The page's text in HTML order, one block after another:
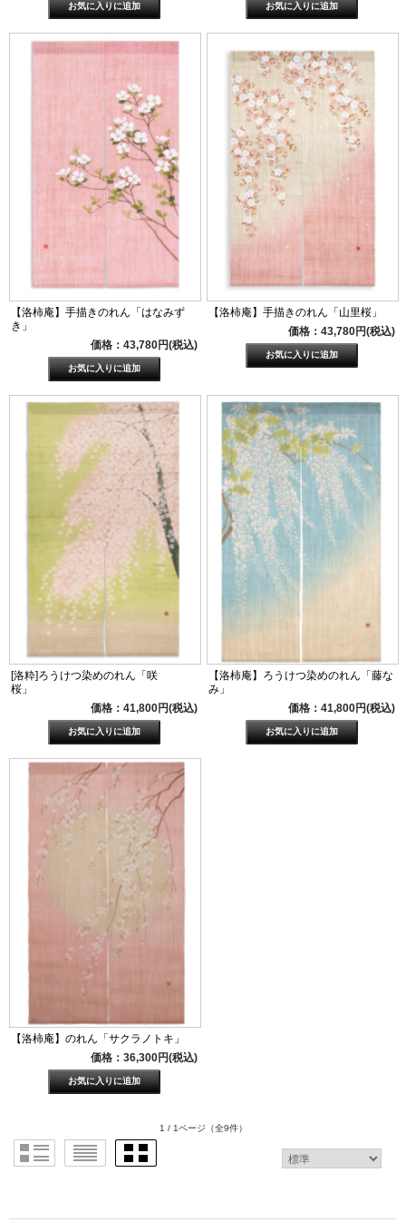
【洛柿庵】手描きのれん「はなみず
き」
価格：43,780円(税込)
【洛柿庵】手描きのれん「山里桜」
価格：43,780円(税込)
[洛粋]ろうけつ染めのれん「咲
桜」
価格：41,800円(税込)
【洛柿庵】ろうけつ染めのれん「藤な
み」
価格：41,800円(税込)
【洛柿庵】のれん「サクラノトキ」
価格：36,300円(税込)
1 / 1ページ （全9件）